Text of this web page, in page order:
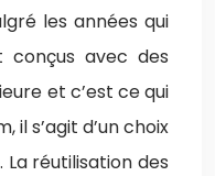
les années qui
avec des
et c’est ce qui
s’agit d’un choix
réutilisation des